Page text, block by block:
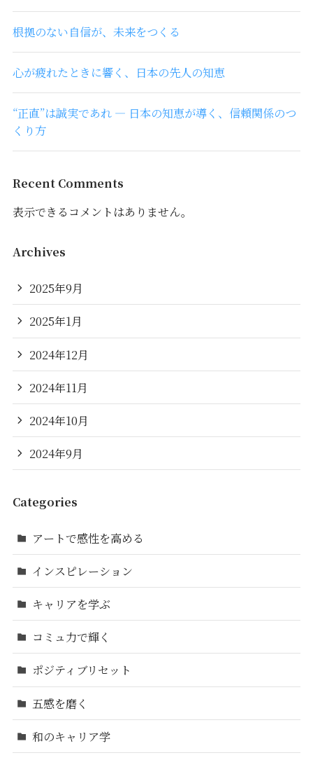
根拠のない自信が、未来をつくる
心が疲れたときに響く、日本の先人の知恵
“正直”は誠実であれ ― 日本の知恵が導く、信頼関係のつ
くり方
Recent Comments
表示できるコメントはありません。
Archives
2025年9月
2025年1月
2024年12月
2024年11月
2024年10月
2024年9月
Categories
アートで感性を高める
インスピレーション
キャリアを学ぶ
コミュ力で輝く
ポジティブリセット
五感を磨く
和のキャリア学